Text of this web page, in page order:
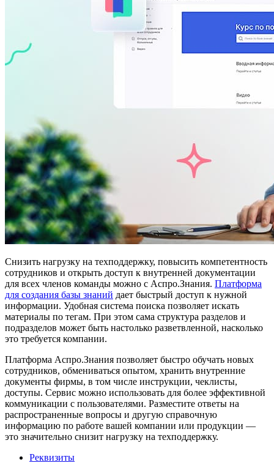
Снизить нагрузку на техподдержку, повысить компетентность
сотрудников и открыть доступ к внутренней документации
для всех членов команды можно с Аспро.Знания. Платформа
для создания базы знаний дает быстрый доступ к нужной
информации. Удобная система поиска позволяет искать
материалы по тегам. При этом сама структура разделов и
подразделов может быть настолько разветвленной, насколько
это требуется компании.
Платформа Аспро.Знания позволяет быстро обучать новых
сотрудников, обмениваться опытом, хранить внутренние
документы фирмы, в том числе инструкции, чеклисты,
доступы. Сервис можно использовать для более эффективной
коммуникации с пользователями. Разместите ответы на
распространенные вопросы и другую справочную
информацию по работе вашей компании или продукции —
это значительно снизит нагрузку на техподдержку.
Реквизиты